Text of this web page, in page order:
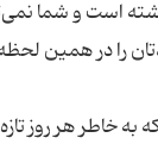
است و شما
که به خاطر هر